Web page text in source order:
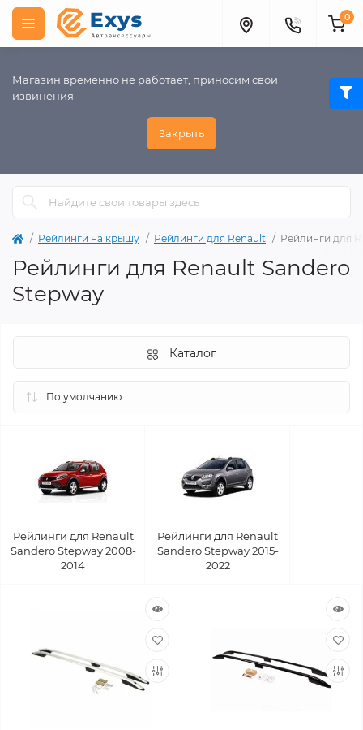
Магазин временно не работает, приносим свои
извинения
Закрыть
0
Рейлинги на крышу Рейлинги для Renault Рейлинги для
Рейлинги для Renault Sandero
Stepway
Каталог
Рейлинги для Renault
Sandero Stepway 2008-
2014
Рейлинги для Renault
Sandero Stepway 2015-
2022